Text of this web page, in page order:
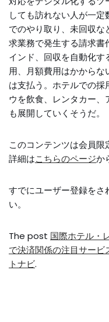
しても訪れない人が一
でのやり取り、未回収
求業務で発生する請求書
インド、回収を自動化
用、月額費用はかから
は支払う。ホテルでの
ウを飲食、レンタカー
も展開していくそうだ。
このコンテンツは会員限
詳細はこちらのページか
すでにユーザー登録をさ
い。
The post 国際ホテル・
で決済関係の注目サービ
トナビ.